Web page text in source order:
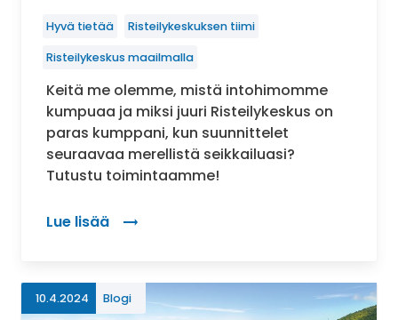
Hyvä tietää Risteilykeskuksen tiimi
Risteilykeskus maailmalla
Keitä me olemme, mistä intohimomme
kumpuaa ja miksi juuri Risteilykeskus on
paras kumppani, kun suunnittelet
seuraavaa merellistä seikkailuasi?
Tutustu toimintaamme!
Lue lisää
: Risteilykeskus – Keitä me olemme
10.4.2024 Blogi